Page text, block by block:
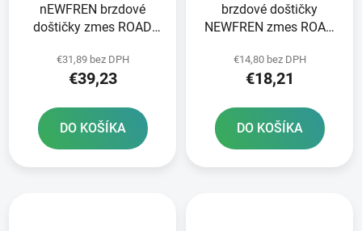
nEWFREN brzdové
doštičky zmes ROAD
ks v balení
€31,89 bez DPH
€39,23
DO KOŠÍKA
brzdové doštičky
NEWFREN zmes ROAD
v balení
€14,80 bez DPH
€18,21
DO KOŠÍKA